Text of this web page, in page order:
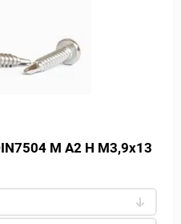
М А2 Н М3,9х13